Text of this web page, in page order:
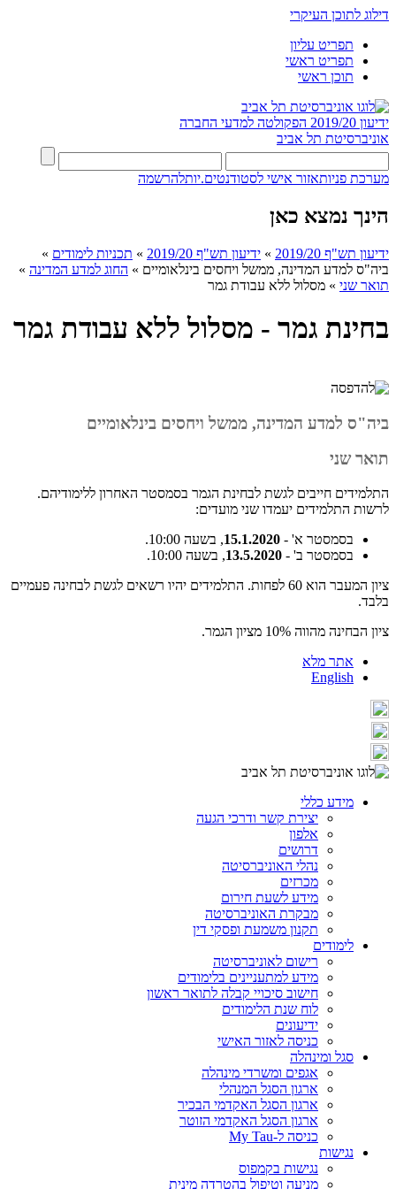
דילוג לתוכן העיקרי
תפריט עליון
תפריט ראשי
תוכן ראשי
ידיעון 2019/20
הפקולטה למדעי החברה
אוניברסיטת תל אביב
מערכת פניותאזור אישי לסטודנטים.יותלהרשמה
הינך נמצא כאן
ידיעון תש"ף 2019/20 » ידיעון תש"ף 2019/20 » תכניות לימודים »
ביה"ס למדע המדינה, ממשל ויחסים בינלאומיים » החוג למדע המדינה »
תואר שני » מסלול ללא עבודת גמר
בחינת גמר - מסלול ללא עבודת גמר
ביה"ס למדע המדינה, ממשל ויחסים בינלאומיים
תואר שני
התלמידים חייבים לגשת לבחינת הגמר בסמסטר האחרון ללימודיהם.
לרשות התלמידים יעמדו שני מועדים:
בסמסטר א' - 15.1.2020, בשעה 10:00.
בסמסטר ב' - 13.5.2020, בשעה 10:00.
ציון המעבר הוא 60 לפחות. התלמידים יהיו רשאים לגשת לבחינה פעמיים
בלבד.
ציון הבחינה מהווה 10% מציון הגמר.
אתר מלא
English
מידע כללי
יצירת קשר ודרכי הגעה
אלפון
דרושים
נהלי האוניברסיטה
מכרזים
מידע לשעת חירום
מבקרת האוניברסיטה
תקנון משמעת ופסקי דין
לימודים
רישום לאוניברסיטה
מידע למתעניינים בלימודים
חישוב סיכויי קבלה לתואר ראשון
לוח שנת הלימודים
ידיעונים
כניסה לאזור האישי
סגל ומינהלה
אגפים ומשרדי מינהלה
ארגון הסגל המנהלי
ארגון הסגל האקדמי הבכיר
ארגון הסגל האקדמי הזוטר
כניסה ל-My Tau
נגישות
נגישות בקמפוס
מניעה וטיפול בהטרדה מינית